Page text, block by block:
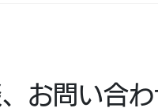
お問い合